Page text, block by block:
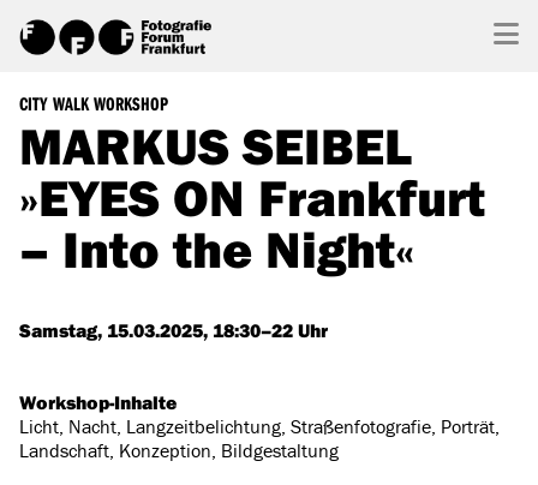
CITY WALK WORKSHOP
MARKUS SEIBEL
»EYES ON Frankfurt
– Into the Night«
Samstag, 15.03.2025, 18:30–22 Uhr
Workshop-Inhalte
Licht, Nacht, Langzeitbelichtung, Straßenfotografie, Porträt,
Landschaft, Konzeption, Bildgestaltung